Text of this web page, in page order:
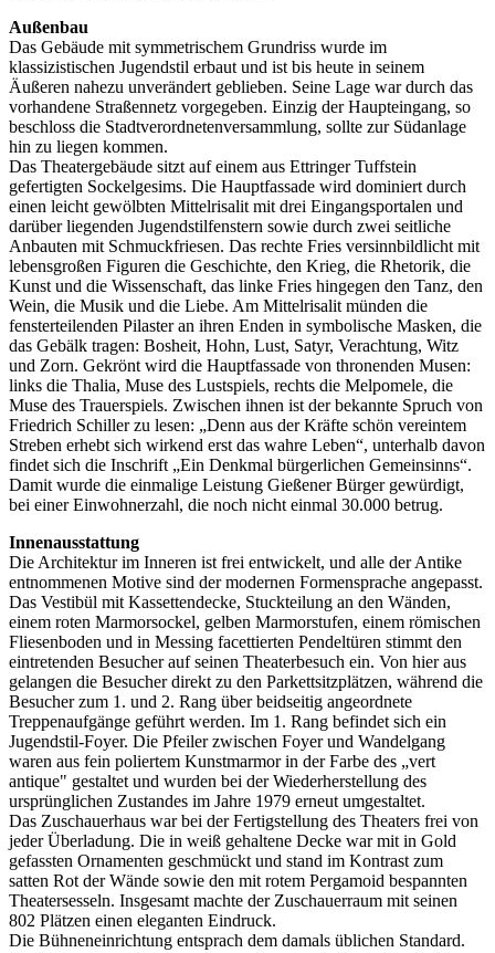
Außenbau
Das Gebäude mit symmetrischem Grundriss wurde im
klassizistischen Jugendstil erbaut und ist bis heute in seinem
Äußeren nahezu unverändert geblieben. Seine Lage war durch das
vorhandene Straßennetz vorgegeben. Einzig der Haupteingang, so
beschloss die Stadtverordnetenversammlung, sollte zur Südanlage
hin zu liegen kommen.
Das Theatergebäude sitzt auf einem aus Ettringer Tuffstein
gefertigten Sockelgesims. Die Hauptfassade wird dominiert durch
einen leicht gewölbten Mittelrisalit mit drei Eingangsportalen und
darüber liegenden Jugendstilfenstern sowie durch zwei seitliche
Anbauten mit Schmuckfriesen. Das rechte Fries versinnbildlicht mit
lebensgroßen Figuren die Geschichte, den Krieg, die Rhetorik, die
Kunst und die Wissenschaft, das linke Fries hingegen den Tanz, den
Wein, die Musik und die Liebe. Am Mittelrisalit münden die
fensterteilenden Pilaster an ihren Enden in symbolische Masken, die
das Gebälk tragen: Bosheit, Hohn, Lust, Satyr, Verachtung, Witz
und Zorn. Gekrönt wird die Hauptfassade von thronenden Musen:
links die Thalia, Muse des Lustspiels, rechts die Melpomele, die
Muse des Trauerspiels. Zwischen ihnen ist der bekannte Spruch von
Friedrich Schiller zu lesen: „Denn aus der Kräfte schön vereintem
Streben erhebt sich wirkend erst das wahre Leben“, unterhalb davon
findet sich die Inschrift „Ein Denkmal bürgerlichen Gemeinsinns“.
Damit wurde die einmalige Leistung Gießener Bürger gewürdigt,
bei einer Einwohnerzahl, die noch nicht einmal 30.000 betrug.
Innenausstattung
Die Architektur im Inneren ist frei entwickelt, und alle der Antike
entnommenen Motive sind der modernen Formensprache angepasst.
Das Vestibül mit Kassettendecke, Stuckteilung an den Wänden,
einem roten Marmorsockel, gelben Marmorstufen, einem römischen
Fliesenboden und in Messing facettierten Pendeltüren stimmt den
eintretenden Besucher auf seinen Theaterbesuch ein. Von hier aus
gelangen die Besucher direkt zu den Parkettsitzplätzen, während die
Besucher zum 1. und 2. Rang über beidseitig angeordnete
Treppenaufgänge geführt werden. Im 1. Rang befindet sich ein
Jugendstil-Foyer. Die Pfeiler zwischen Foyer und Wandelgang
waren aus fein poliertem Kunstmarmor in der Farbe des „vert
antique" gestaltet und wurden bei der Wiederherstellung des
ursprünglichen Zustandes im Jahre 1979 erneut umgestaltet.
Das Zuschauerhaus war bei der Fertigstellung des Theaters frei von
jeder Überladung. Die in weiß gehaltene Decke war mit in Gold
gefassten Ornamenten geschmückt und stand im Kontrast zum
satten Rot der Wände sowie den mit rotem Pergamoid bespannten
Theatersesseln. Insgesamt machte der Zuschauerraum mit seinen
802 Plätzen einen eleganten Eindruck.
Die Bühneneinrichtung entsprach dem damals üblichen Standard.